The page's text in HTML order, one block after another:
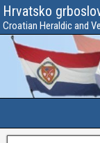
Hrvatsko
Croatian Heraldic and